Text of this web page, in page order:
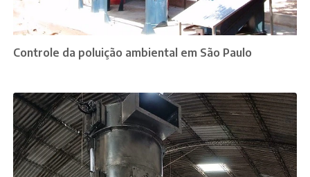
Controle da poluição ambiental em São Paulo